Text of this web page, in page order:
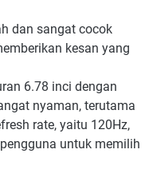
dan sangat cocok
kesan yang
6.78 inci dengan
nyaman, terutama
rate, yaitu 120Hz,
untuk memilih